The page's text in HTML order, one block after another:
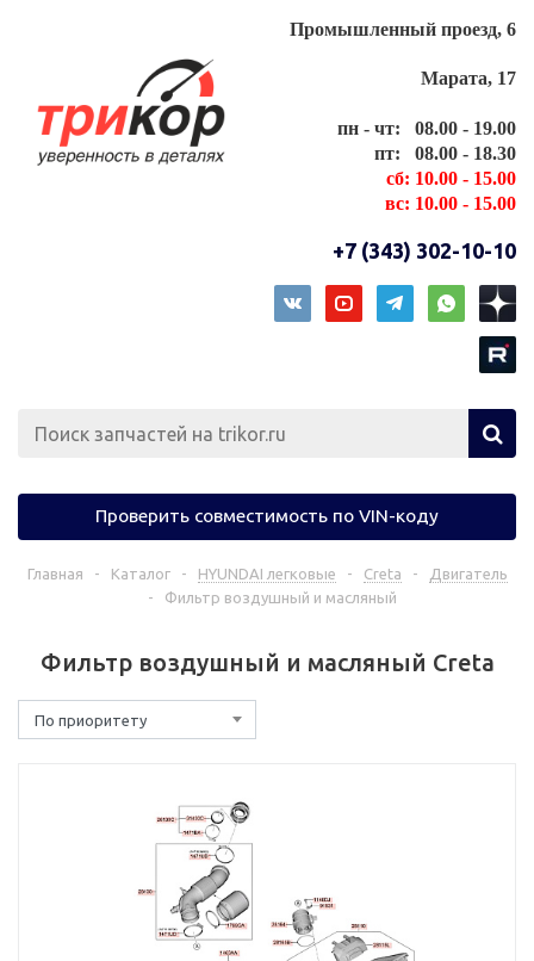
Промышленный проезд, 6
Марата, 17
пн - чт: 08.00 - 19.00
пт: 08.00 - 18.30
сб: 10.00 - 15.00
вс: 10.00 - 15.00
+7 (343) 302-10-10
Проверить совместимость по VIN-коду
Главная - Каталог - HYUNDAI легковые - Creta -
Двигатель
-
Фильтр воздушный и масляный
Фильтр воздушный и масляный Creta
По приоритету